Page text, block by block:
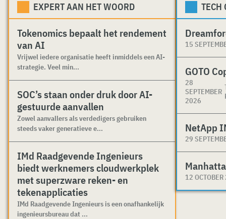
EXPERT AAN HET WOORD
Tokenomics bepaalt het rendement
van AI
Vrijwel iedere organisatie heeft inmiddels een AI-
strategie. Veel min...
SOC’s staan onder druk door AI-
gestuurde aanvallen
Zowel aanvallers als verdedigers gebruiken
steeds vaker generatieve e...
IMd Raadgevende Ingenieurs
biedt werknemers cloudwerkplek
met superzware reken- en
tekenapplicaties
IMd Raadgevende Ingenieurs is een onafhankelijk
ingenieursbureau dat ...
TECH
15
GOTO
28
SEPTEMBER
2026
NetApp
29
12